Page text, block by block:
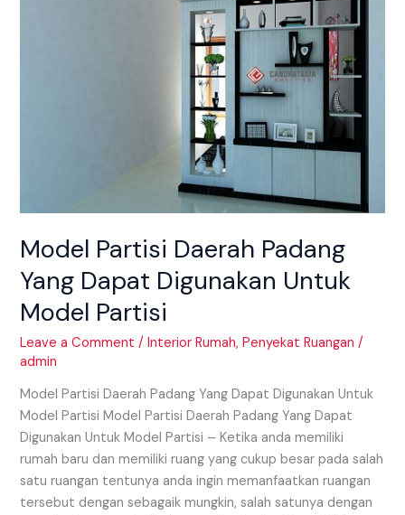
Model Partisi Daerah Padang
Yang Dapat Digunakan Untuk
Model Partisi
Leave a Comment /Interior Rumah,Penyekat Ruangan /
admin
Model Partisi Daerah Padang Yang Dapat Digunakan Untuk
Model Partisi Model Partisi Daerah Padang Yang Dapat
Digunakan Untuk Model Partisi – Ketika anda memiliki
rumah baru dan memiliki ruang yang cukup besar pada salah
satu ruangan tentunya anda ingin memanfaatkan ruangan
tersebut dengan sebagaik mungkin, salah satunya dengan